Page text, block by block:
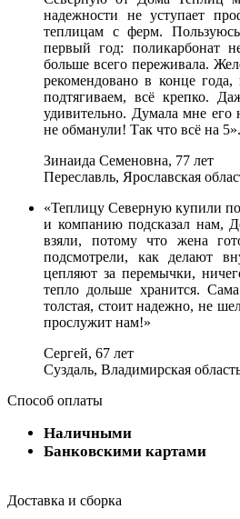
надежности не уступает
теплицам с ферм.
первый год: поликарбонат
больше всего переживала.
рекомендовано в конце
подтягиваем, всё крепко.
удивительно. Думала мне его
не обманули! Так что всё на 5».
Зинаида Семеновна, 77 лет
Переславль, Ярославская
«Теплицу Северную купили
и компанию подсказал нам,
взяли, потому что жена
подсмотрели, как делают
цепляют за перемычки,
тепло дольше хранится.
толстая, стоит надежно, не
прослужит нам!»
Сергей, 67 лет
Суздаль, Владимирская
Способ оплаты
Наличными
Банковскими картами
Доставка и сборка